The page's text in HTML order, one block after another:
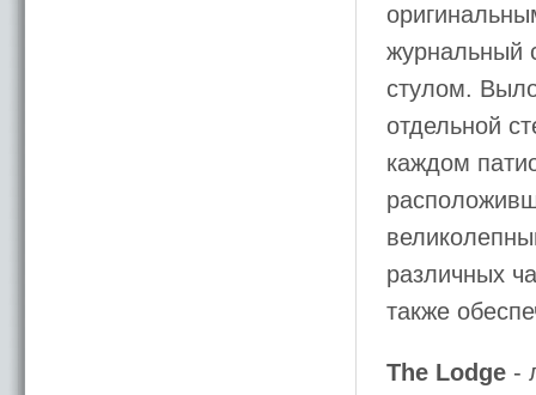
журнальный
стулом.
отдельной
каждом
различных
также
The Lodge -